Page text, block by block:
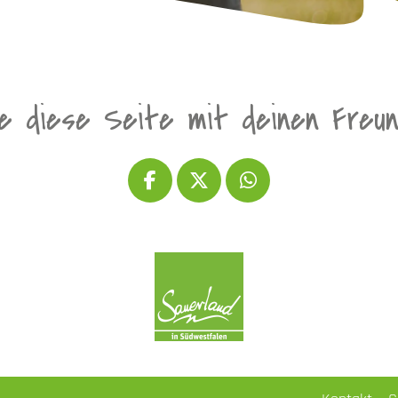
diese Seite mit deinen